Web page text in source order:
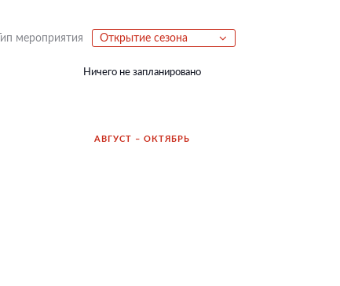
Тип мероприятия Открытие сезона
Ничего не запланировано
АВГУСТ – ОКТЯБРЬ